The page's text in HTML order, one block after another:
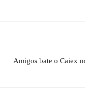
Amigos bate o Caiex